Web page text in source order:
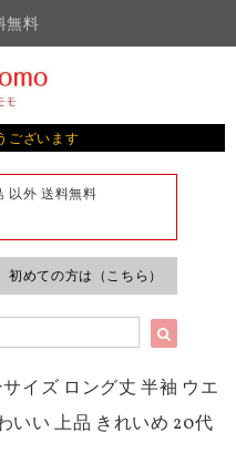
無料
ございます
以外 送料無料
めての方は（こちら）
イズ ロング丈 半袖 ウエ
いい 上品 きれいめ 20代